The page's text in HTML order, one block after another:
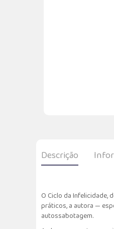
Descrição
O Ciclo da Infelicidade,
práticos, a autora —
autossabotagem.